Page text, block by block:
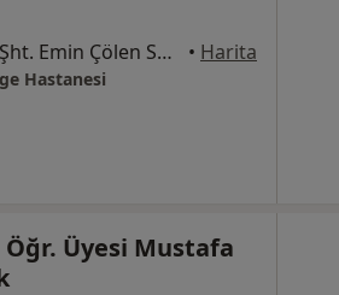
Acıbadem Mahallesi Şht. Emin Çölen Sokağı No:4, Kadıköy • Harita
Hastanesi
Öğr. Üyesi Mustafa